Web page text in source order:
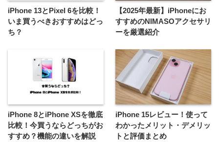
iPhone 13とPixel 6を比較！
いま買うべきおすすめはどっ
ち？
【2025年最新】iPhoneにお
すすめのNIMASOアクセサリ
ーを厳選紹介
iPhone 8とiPhone XSを徹底
比較！今買うならどっちがお
すすめ？機能の違いを解説
iPhone 15レビュー！使って
わかったメリット・デメリッ
トと評価まとめ